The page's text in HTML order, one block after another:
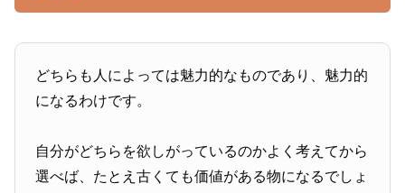
どちらも人によっては魅力的なものであり、魅力的
になるわけです。
自分がどちらを欲しがっているのかよく考えてから
選べば、たとえ古くても価値がある物になるでしょ